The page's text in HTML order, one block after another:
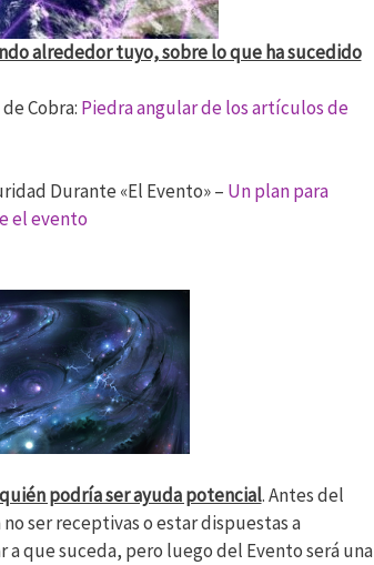
alrededor tuyo, sobre lo que ha sucedido
Cobra: Piedra angular de los artículos de
Durante «El Evento» – Un plan para
el evento
podría ser ayuda potencial. Antes del
ser receptivas o estar dispuestas a
a que suceda, pero luego del Evento será una